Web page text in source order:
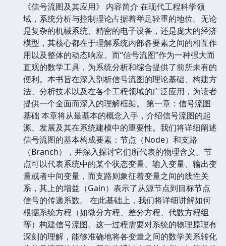
《信号流图及其应用》 内容简介 在现代工程科学领
域，系统分析与控制理论占据着举足轻重的地位。无论
是复杂的机械系统、精密的电子设备，还是庞大的经济
模型，其核心都在于理解系统内部各要素之间的相互作
用以及整体的动态响应。而“信号流图”作为一种强大而
直观的数学工具，为系统分析和综合提供了前所未有的
便利。本书旨在深入剖析信号流图的理论基础、构建方
法、分析技术以及在各个工程领域的广泛应用，为读者
提供一个全面而深入的理解框架。 第一章：信号流图
基础 本章将从最基本的概念入手，介绍信号流图的起
源、发展及其在系统建模中的重要性。我们将详细阐述
信号流图的基本构成要素：节点（Node）和支路
（Branch），并深入探讨它们所代表的物理含义。节
点可以代表系统中的某个状态变量、输入变量、输出变
量或者中间变量，而支路则象征着变量之间的线性关
系，其上的增益（Gain）表示了从源节点到目标节点
信号的传递系数。 在此基础上，我们将详细讲解如何
根据系统方程（如微分方程、差分方程、代数方程组
等）构建信号流图。这一过程需要对系统的物理原理有
深刻的理解，能够准确地将各变量之间的数学关系转化